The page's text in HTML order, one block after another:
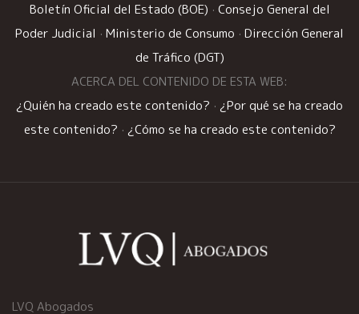
Boletín Oficial del Estado (BOE) · Consejo General del
Poder Judicial · Ministerio de Consumo · Dirección General
de Tráfico (DGT)
ACERCA DEL CONTENIDO DE ESTA WEB:
¿Quién ha creado este contenido? · ¿Por qué se ha creado
este contenido? · ¿Cómo se ha creado este contenido?
LVQ Abogados